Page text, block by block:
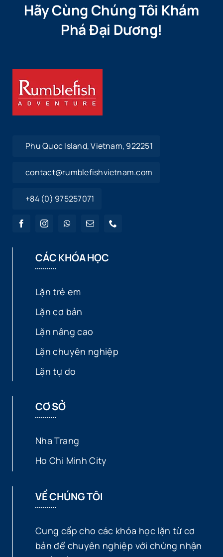
Hãy Cùng Chúng Tôi Khám
Phá Đại Dương!
Phu Quoc Island, Vietnam, 922251
contact@rumblefishvietnam.com
+84 (0) 975257071
CÁC KHÓA HỌC
Lặn trẻ em
Lặn cơ bản
Lặn nâng cao
Lặn chuyên nghiệp
Lặn tự do
CƠ SỞ
Nha Trang
Ho Chi Minh City
VỀ CHÚNG TÔI
Cung cấp cho các khóa học lặn từ cơ
bản để chuyên nghiệp với chứng nhận